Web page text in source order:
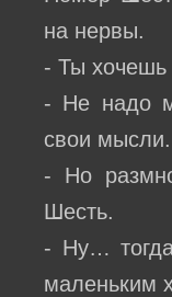
на нервы.
- Ты хочешь
- Не надо
свои мысли.
- Но
Шесть.
- Ну…
маленьким